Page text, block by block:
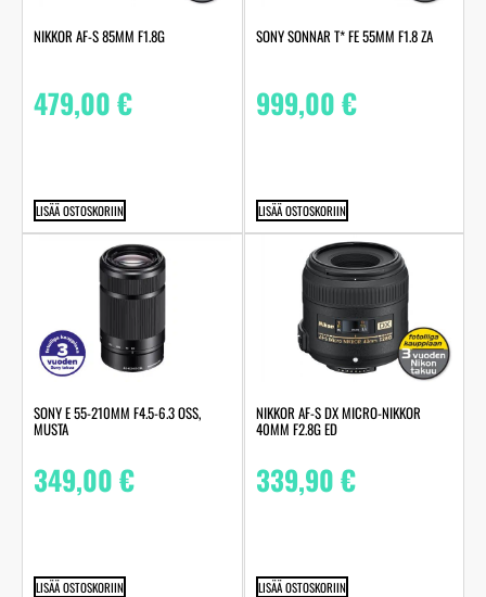
NIKKOR AF-S 85MM F1.8G
479,00€
LISÄÄ OSTOSKORIIN
SONY SONNAR T* FE 55MM F1.8 ZA
999,00€
LISÄÄ OSTOSKORIIN
SONY E 55-210MM F4.5-6.3 OSS,
MUSTA
349,00€
LISÄÄ OSTOSKORIIN
NIKKOR AF-S DX MICRO-NIKKOR
40MM F2.8G ED
339,90€
LISÄÄ OSTOSKORIIN